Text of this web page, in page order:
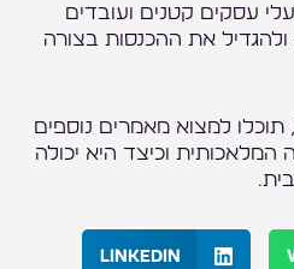
עסקים קטנים ועובדים
את ההכנסות בצורה
באתר שלנו, bma.org.il, תוכלו למצוא מאמרים נוספים
המלאכותית וכיצד היא יכולה
LinkedIn